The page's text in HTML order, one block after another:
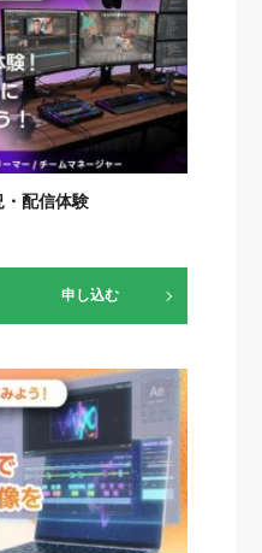
・配信体験
申し込む